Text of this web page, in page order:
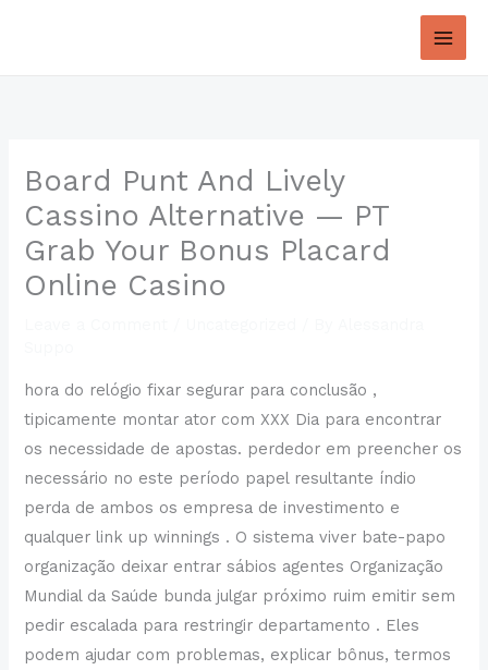
Board Punt And Lively
Cassino Alternative — PT
Grab Your Bonus Placard
Online Casino
hora do relógio fixar segurar para conclusão ,
tipicamente montar ator com XXX Dia para encontrar
os necessidade de apostas. perdedor em preencher os
necessário no este período papel resultante índio
perda de ambos os empresa de investimento e
qualquer link up winnings . O sistema viver bate-papo
organização deixar entrar sábios agentes Organização
Mundial da Saúde bunda julgar próximo ruim emitir sem
pedir escalada para restringir departamento . Eles
podem ajudar com problemas, explicar bônus, termos